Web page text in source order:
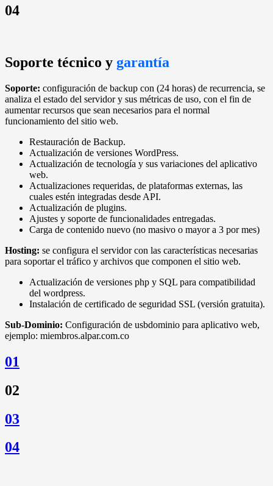
04
Soporte técnico y garantía
Soporte: configuración de backup con (24 horas) de recurrencia, se
analiza el estado del servidor y sus métricas de uso, con el fin de
aumentar recursos que sean necesarios para el normal
funcionamiento del sitio web.
Restauración de Backup.
Actualización de versiones WordPress.
Actualización de tecnología y sus variaciones del aplicativo
web.
Actualizaciones requeridas, de plataformas externas, las
cuales estén integradas desde API.
Actualización de plugins.
Ajustes y soporte de funcionalidades entregadas.
Carga de contenido nuevo (no masivo o mayor a 3 por mes)
Hosting: se configura el servidor con las características necesarias
para soportar el tráfico y archivos que componen el sitio web.
Actualización de versiones php y SQL para compatibilidad
del wordpress.
Instalación de certificado de seguridad SSL (versión gratuita).
Sub-Dominio: Configuración de usbdominio para aplicativo web,
ejemplo: miembros.alpar.com.co
01
02
03
04